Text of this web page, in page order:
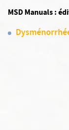
MSD Manuals :